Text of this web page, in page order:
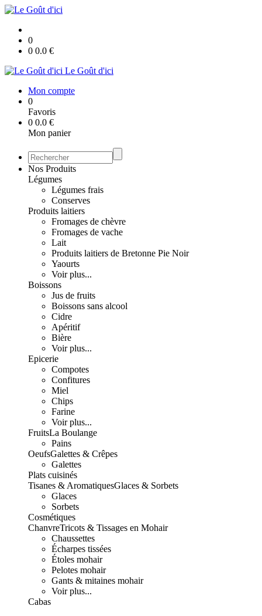
0
0 0.0 €
Le Goût d'ici
Mon compte
0
Favoris
0 0.0 €
Mon panier
Nos Produits
Légumes
Légumes frais
Conserves
Produits laitiers
Fromages de chèvre
Fromages de vache
Lait
Produits laitiers de Bretonne Pie Noir
Yaourts
Voir plus...
Boissons
Jus de fruits
Boissons sans alcool
Cidre
Apéritif
Bière
Voir plus...
Epicerie
Compotes
Confitures
Miel
Chips
Farine
Voir plus...
FruitsLa Boulange
Pains
OeufsGalettes & Crêpes
Galettes
Plats cuisinés
Tisanes & AromatiquesGlaces & Sorbets
Glaces
Sorbets
Cosmétiques
ChanvreTricots & Tissages en Mohair
Chaussettes
Écharpes tissées
Étoles mohair
Pelotes mohair
Gants & mitaines mohair
Voir plus...
Cabas